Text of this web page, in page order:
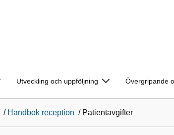
Utveckling och uppföljning Övergripande
/ Handbok reception / Patientavgifter